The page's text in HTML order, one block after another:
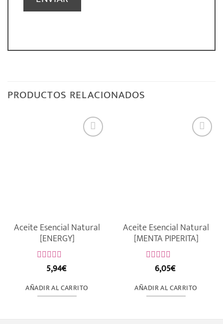
PRODUCTOS RELACIONADOS
Aceite Esencial Natural
[ENERGY]
Valorado
de
5
5,94€
AÑADIR AL CARRITO
Aceite Esencial Natural
[MENTA PIPERITA]
Valorado
de
5
6,05€
AÑADIR AL CARRITO